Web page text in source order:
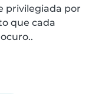
privilegiada por
que cada